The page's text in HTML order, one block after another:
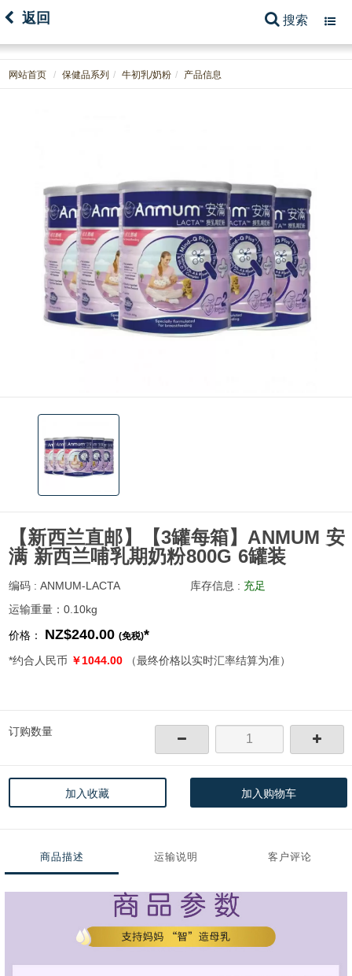
返回 搜索
网站首页 保健品系列 牛初乳/奶粉 产品信息
【新西兰直邮】【3罐每箱】ANMUM 安
满 新西兰哺乳期奶粉800G 6罐装
编码 : ANMUM-LACTA 库存信息 : 充足
运输重量：0.10kg
价格： NZ$240.00 (免税)*
*约合人民币 ￥1044.00 （最终价格以实时汇率结算为准）
订购数量
加入收藏 加入购物车
商品描述 运输说明 客户评论